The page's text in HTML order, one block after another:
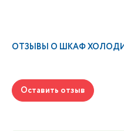
ОТЗЫВЫ О ШКАФ
Оставить отзыв